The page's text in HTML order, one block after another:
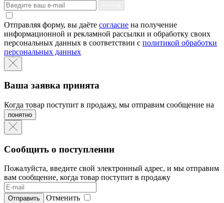
Отправляя форму, вы даёте согласие на получение
информационной и рекламной рассылки и обработку своих
персональных данных в соответствии с политикой обработки
персональных данных
Ваша заявка принята
Когда товар поступит в продажу, мы отправим сообщение на
понятно
Сообщить о поступлении
Пожалуйста, введите свой электронный адрес, и мы отправим
вам сообщение, когда товар поступит в продажу
Отменить